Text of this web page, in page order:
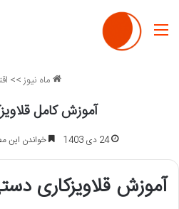
منو
ماه نیوز>>
آموزش کامل
24 دی 1403 خواندن این مطلب 3 دقیقه
آموزش قلاویزکاری